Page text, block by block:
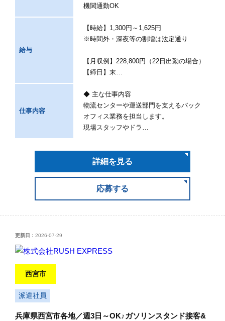
機関通勤OK
給与
【時給】1,300円～1,625円
※時間外・深夜等の割増は法定通り
【月収例】228,800円（22日出勤の場合）
【締日】末…
仕事内容
◆ 主な仕事内容
物流センターや運送部門を支えるバック
オフィス業務を担当します。
現場スタッフやドラ…
詳細を見る
応募する
更新日： 2026-07-29
西宮市
派遣社員
兵庫県西宮市各地／週3日～OK♪ガソリンスタンド接客&